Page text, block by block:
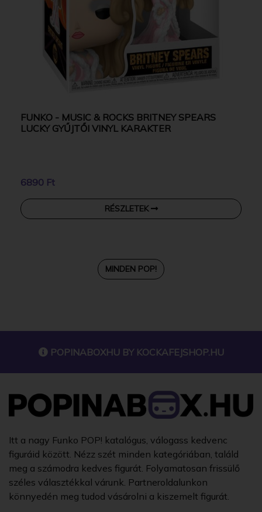
FUNKO - MUSIC & ROCKS BRITNEY SPEARS
LUCKY GYŰJTŐI VINYL KARAKTER
6890 Ft
RÉSZLETEK
MINDEN POP!
POPINABOXHU BY KOCKAFEJSHOP.HU
Itt a nagy Funko POP! katalógus, válogass kedvenc
figuráid között. Nézz szét minden kategóriában, találd
meg a számodra kedves figurát. Folyamatosan frissülő
széles választékkal várunk. Partneroldalunkon
könnyedén meg tudod vásárolni a kiszemelt figurát.